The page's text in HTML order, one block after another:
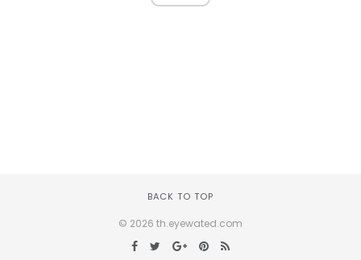
BACK TO TOP
© 2026 th.eyewated.com